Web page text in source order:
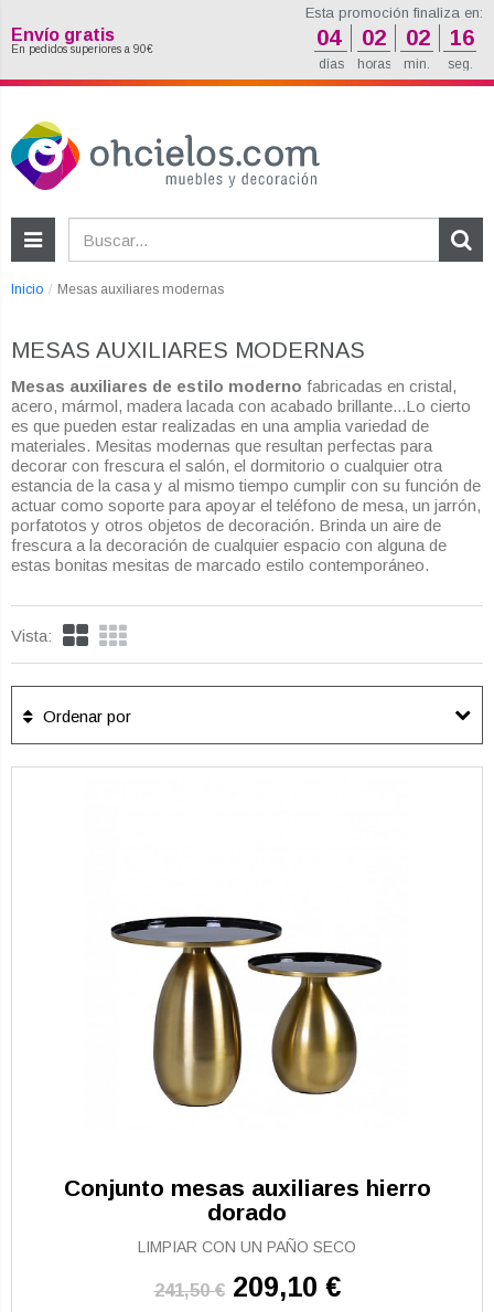
Inicio Mesas auxiliares modernas
MESAS AUXILIARES MODERNAS
Mesas auxiliares de estilo moderno fabricadas en cristal,
acero, mármol, madera lacada con acabado brillante...Lo cierto
es que pueden estar realizadas en una amplia variedad de
materiales. Mesitas modernas que resultan perfectas para
decorar con frescura el salón, el dormitorio o cualquier otra
estancia de la casa y al mismo tiempo cumplir con su función de
actuar como soporte para apoyar el teléfono de mesa, un jarrón,
porfatotos y otros objetos de decoración. Brinda un aire de
frescura a la decoración de cualquier espacio con alguna de
estas bonitas mesitas de marcado estilo contemporáneo.
Vista:
Ordenar por
Conjunto mesas auxiliares hierro
dorado
LIMPIAR CON UN PAÑO SECO
241,50 € 209,10 €
Envío gratis
En pedidos superiores a 90€
Esta promoción finaliza en:
04 02 02 15
días horas min. seg.